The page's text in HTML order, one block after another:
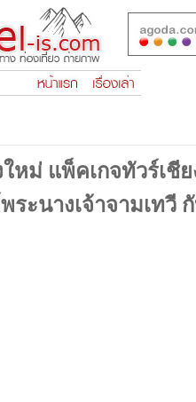
ใหม่ แพ็คเกจทัวร์เ
ระนางเจ้าจามเทวี